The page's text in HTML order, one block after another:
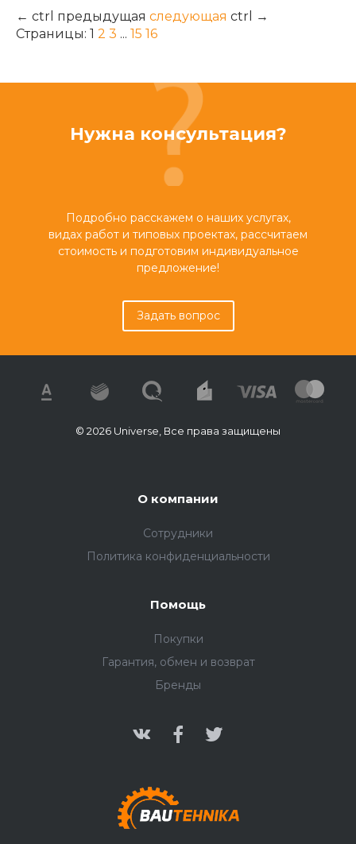
← ctrl предыдущая следующая ctrl
→
Страницы: 1 2 3 ... 15 16
Нужна консультация?
Подробно расскажем о наших услугах,
видах работ и типовых проектах, рассчитаем
стоимость и подготовим индивидуальное
предложение!
Задать вопрос
© 2026 Universe, Все права защищены
О компании
Сотрудники
Политика конфиденциальности
Помощь
Покупки
Гарантия, обмен и возврат
Бренды